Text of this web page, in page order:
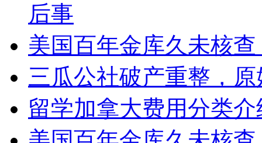
后事
美国百年金库久未核
三瓜公社破产重整，
留学加拿大费用分类介